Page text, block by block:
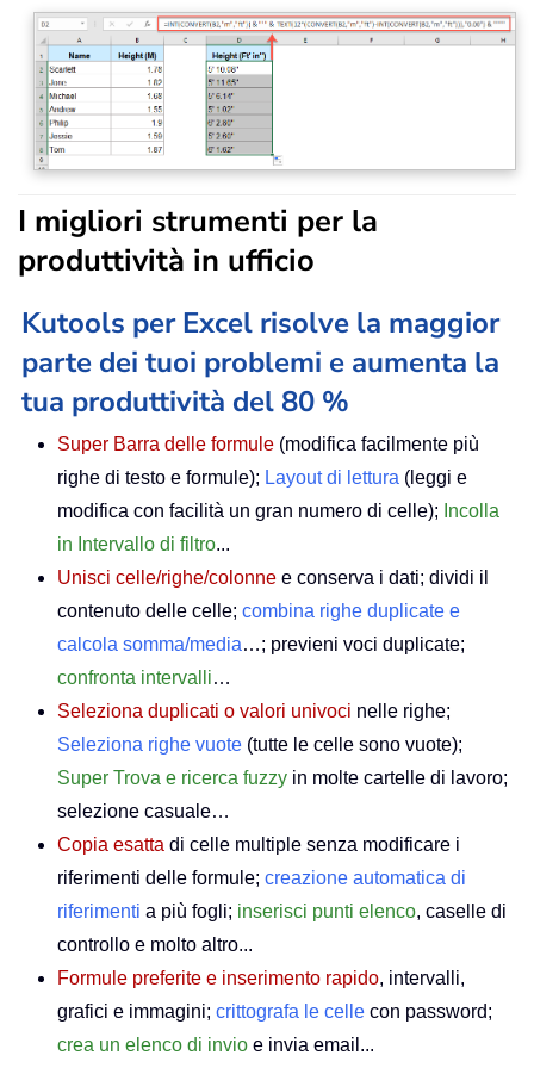
I migliori strumenti per la
produttività in ufficio
Kutools per Excel risolve la maggior
parte dei tuoi problemi e aumenta la
tua produttività del 80 %
Super Barra delle formule (modifica facilmente più
righe di testo e formule); Layout di lettura (leggi e
modifica con facilità un gran numero di celle); Incolla
in Intervallo di filtro...
Unisci celle/righe/colonne e conserva i dati; dividi il
contenuto delle celle; combina righe duplicate e
calcola somma/media…; previeni voci duplicate;
confronta intervalli…
Seleziona duplicati o valori univoci nelle righe;
Seleziona righe vuote (tutte le celle sono vuote);
Super Trova e ricerca fuzzy in molte cartelle di lavoro;
selezione casuale…
Copia esatta di celle multiple senza modificare i
riferimenti delle formule; creazione automatica di
riferimenti a più fogli; inserisci punti elenco, caselle di
controllo e molto altro...
Formule preferite e inserimento rapido, intervalli,
grafici e immagini; crittografa le celle con password;
crea un elenco di invio e invia email...